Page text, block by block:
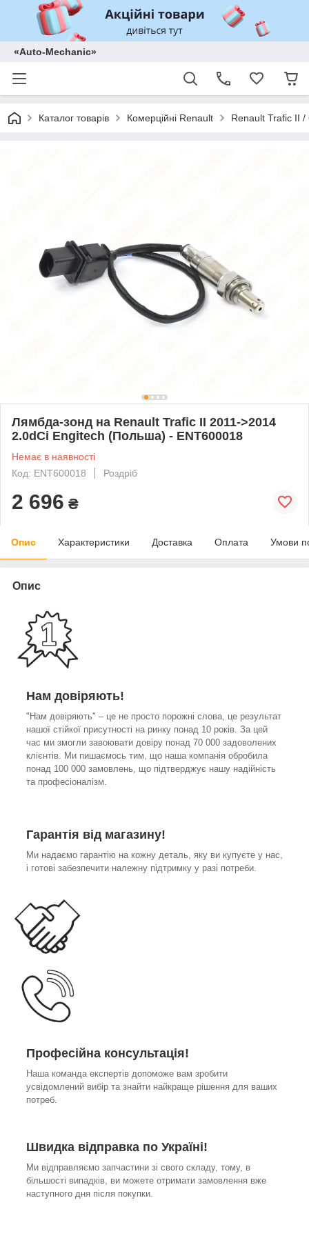
«Auto-Mechanic»
Каталог товарів Комерційні Renault Renault Trafic II
Лямбда-зонд на Renault Trafic II 2011->2014
2.0dCi Engitech (Польша) - ENT600018
Немає в наявності
Код: ENT600018
Роздріб
2 696 ₴
Опис Характеристики Доставка Оплата Умови
Опис
Нам довіряють!
"Нам довіряють" – це не просто порожні слова, це результат
нашої стійкої присутності на ринку понад 10 років. За цей
час ми змогли завоювати довіру понад 70 000 задоволених
клієнтів. Ми пишаємось тим, що наша компанія обробила
понад 100 000 замовлень, що підтверджує нашу надійність
та професіоналізм.
Гарантія від магазину!
Ми надаємо гарантію на кожну деталь, яку ви купуєте у нас,
і готові забезпечити належну підтримку у разі потреби.
Професійна консультація!
Наша команда експертів допоможе вам зробити
усвідомлений вибір та знайти найкраще рішення для ваших
потреб.
Швидка відправка по Україні!
Ми відправляємо запчастини зі свого складу, тому, в
більшості випадків, ви можете отримати замовлення вже
наступного дня після покупки.